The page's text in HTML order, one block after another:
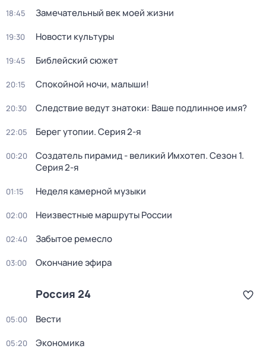
18:45 Замечательный век моей жизни
19:30 Новости культуры
19:45 Библейский сюжет
20:15 Спокойной ночи, малыши!
20:30 Следствие ведут знатоки: Ваше подлинное имя?
22:05 Берег утопии. Серия 2-я
00:20 Создатель пирамид - великий Имхотеп. Сезон 1.
Серия 2-я
01:15 Неделя камерной музыки
02:00 Неизвестные маршруты России
02:40 Забытое ремесло
03:00 Окончание эфира
Россия 24
05:00 Вести
05:20 Экономика